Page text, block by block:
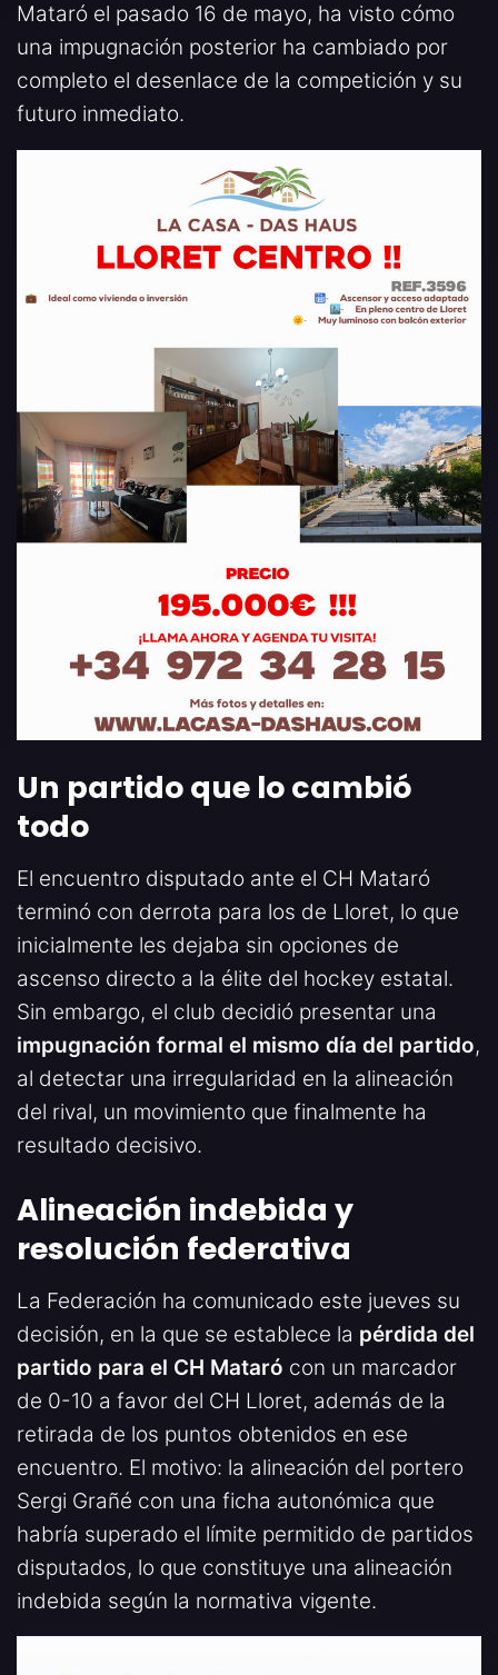
Mataró el pasado 16 de mayo, ha visto cómo
una impugnación posterior ha cambiado por
completo el desenlace de la competición y su
futuro inmediato.
Un partido que lo cambió
todo
El encuentro disputado ante el CH Mataró
terminó con derrota para los de Lloret, lo que
inicialmente les dejaba sin opciones de
ascenso directo a la élite del hockey estatal.
Sin embargo, el club decidió presentar una
impugnación formal el mismo día del partido,
al detectar una irregularidad en la alineación
del rival, un movimiento que finalmente ha
resultado decisivo.
Alineación indebida y
resolución federativa
La Federación ha comunicado este jueves su
decisión, en la que se establece la pérdida del
partido para el CH Mataró con un marcador
de 0-10 a favor del CH Lloret, además de la
retirada de los puntos obtenidos en ese
encuentro. El motivo: la alineación del portero
Sergi Grañé con una ficha autonómica que
habría superado el límite permitido de partidos
disputados, lo que constituye una alineación
indebida según la normativa vigente.